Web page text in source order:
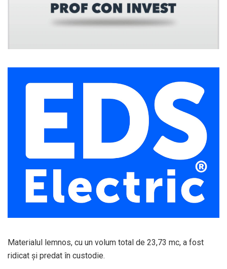
Materialul lemnos, cu un volum total de 23,73 mc, a fost
ridicat şi predat în custodie.